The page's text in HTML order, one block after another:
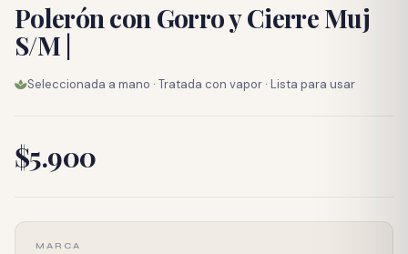
Polerón con Gorro y Cierre Muj
S/M |
Seleccionada a mano · Tratada con vapor · Lista para usar
$5.900
MARCA